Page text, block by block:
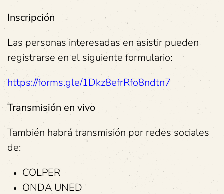
Inscripción
Las personas interesadas en asistir pueden
registrarse en el siguiente formulario:
https://forms.gle/1Dkz8efrRfo8ndtn7
Transmisión en vivo
También habrá transmisión por redes sociales
de:
COLPER
ONDA UNED